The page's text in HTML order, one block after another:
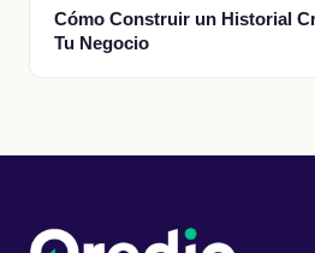
Cómo Construir un Historial
Tu Negocio